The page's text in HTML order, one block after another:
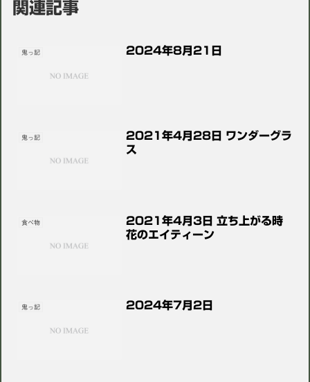
関連記事
鬼っ記 2024年8月21日
鬼っ記
2021年4月28日 ワンダーグラ
ス
食べ物
2021年4月3日 立ち上がる時
花のエイティーン
鬼っ記 2024年7月2日